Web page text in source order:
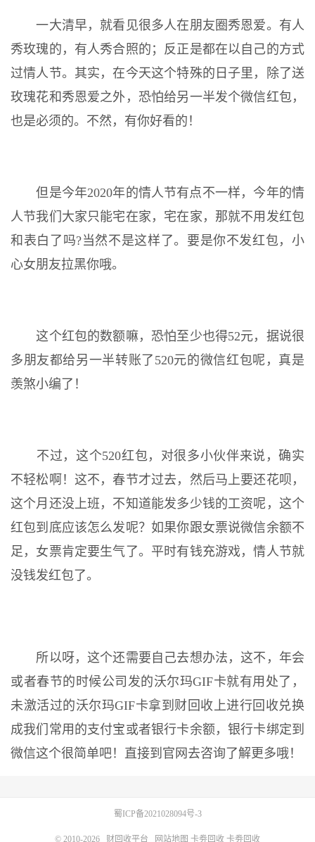
一大清早，就看见很多人在朋友圈秀恩爱。有人
秀玫瑰的，有人秀合照的；反正是都在以自己的方式
过情人节。其实，在今天这个特殊的日子里，除了送
玫瑰花和秀恩爱之外，恐怕给另一半发个微信红包，
也是必须的。不然，有你好看的！
但是今年2020年的情人节有点不一样，今年的情
人节我们大家只能宅在家，宅在家，那就不用发红包
和表白了吗?当然不是这样了。要是你不发红包，小
心女朋友拉黑你哦。
这个红包的数额嘛，恐怕至少也得52元，据说很
多朋友都给另一半转账了520元的微信红包呢，真是
羡煞小编了！
不过，这个520红包，对很多小伙伴来说，确实
不轻松啊！这不，春节才过去，然后马上要还花呗，
这个月还没上班，不知道能发多少钱的工资呢，这个
红包到底应该怎么发呢？如果你跟女票说微信余额不
足，女票肯定要生气了。平时有钱充游戏，情人节就
没钱发红包了。
所以呀，这个还需要自己去想办法，这不，年会
或者春节的时候公司发的沃尔玛GIF卡就有用处了，
未激活过的沃尔玛GIF卡拿到财回收上进行回收兑换
成我们常用的支付宝或者银行卡余额，银行卡绑定到
微信这个很简单吧！直接到官网去咨询了解更多哦！
蜀ICP备2021028094号-3
© 2010-2026 财回收平台 网站地图 卡劵回收 卡劵回收